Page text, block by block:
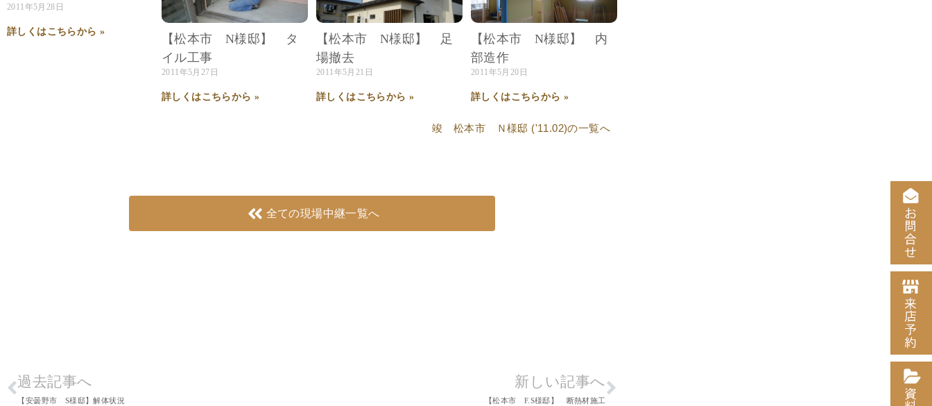
2011年5月28日
詳しくはこちらから »
【松本市 N様邸】 タ
イル工事
2011年5月27日
詳しくはこちらから »
【松本市 N様邸】 足
場撤去
2011年5月21日
詳しくはこちらから »
【松本市 N様邸】 内
部造作
2011年5月20日
詳しくはこちらから »
竣 松本市 Ｎ様邸 ('11.02)の一覧へ
全ての現場中継一覧へ
過去記事へ
【安曇野市 S様邸】解体状況
新しい記事へ
【松本市 F.S様邸】 断熱材施工